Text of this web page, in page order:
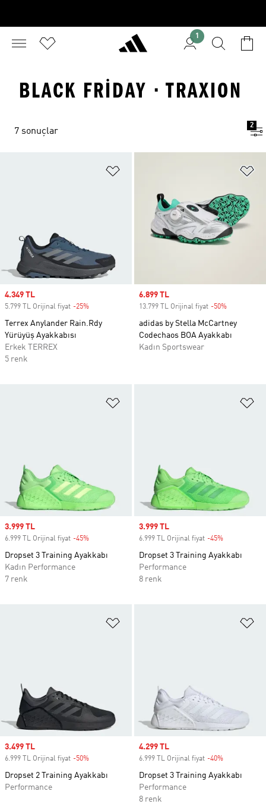
1
BLACK FRIDAY · TRAXION
7 sonuçlar
2
Sale price
4.349 TL
5.799 TL Orijinal fiyat -25%
Terrex Anylander Rain.Rdy
Yürüyüş Ayakkabısı
Erkek TERREX
5 renk
Sale price
6.899 TL
13.799 TL Orijinal fiyat -50%
adidas by Stella McCartney
Codechaos BOA Ayakkabı
Kadın Sportswear
Sale price
3.999 TL
6.999 TL Orijinal fiyat -45%
Dropset 3 Training Ayakkabı
Kadın Performance
7 renk
Sale price
3.999 TL
6.999 TL Orijinal fiyat -45%
Dropset 3 Training Ayakkabı
Performance
8 renk
Sale price
3.499 TL
6.999 TL Orijinal fiyat -50%
Dropset 2 Training Ayakkabı
Performance
Sale price
4.299 TL
6.999 TL Orijinal fiyat -40%
Dropset 3 Training Ayakkabı
Performance
8 renk